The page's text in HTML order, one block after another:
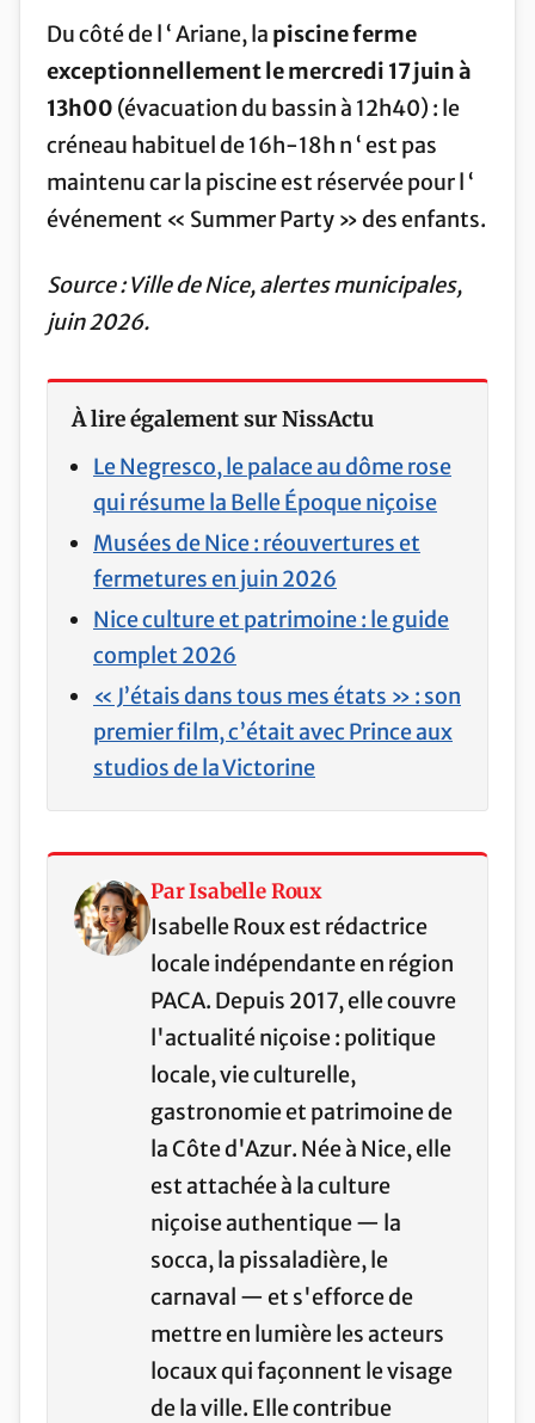
Du côté de l ‘ Ariane, la piscine ferme
exceptionnellement le mercredi 17 juin à
13h00 (évacuation du bassin à 12h40) : le
créneau habituel de 16h-18h n ‘ est pas
maintenu car la piscine est réservée pour l ‘
événement « Summer Party » des enfants.
Source : Ville de Nice, alertes municipales,
juin 2026.
À lire également sur NissActu
Le Negresco, le palace au dôme rose
qui résume la Belle Époque niçoise
Musées de Nice : réouvertures et
fermetures en juin 2026
Nice culture et patrimoine : le guide
complet 2026
« J’étais dans tous mes états » : son
premier film, c’était avec Prince aux
studios de la Victorine
Par Isabelle Roux
Isabelle Roux est rédactrice
locale indépendante en région
PACA. Depuis 2017, elle couvre
l'actualité niçoise : politique
locale, vie culturelle,
gastronomie et patrimoine de
la Côte d'Azur. Née à Nice, elle
est attachée à la culture
niçoise authentique — la
socca, la pissaladière, le
carnaval — et s'efforce de
mettre en lumière les acteurs
locaux qui façonnent le visage
de la ville. Elle contribue